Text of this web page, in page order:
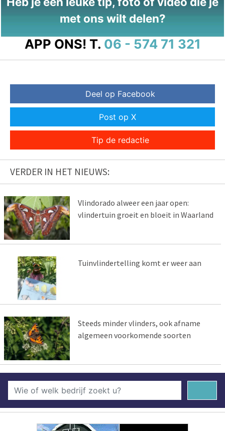
met ons wilt delen?
APP ONS! T. 06 - 574 71 321
Deel op Facebook
Post op X
Tip de redactie
VERDER IN HET NIEUWS:
Vlindorado alweer een jaar open:
vlindertuin groeit en bloeit in Waarland
Tuinvlindertelling komt er weer aan
Steeds minder vlinders, ook afname
algemeen voorkomende soorten